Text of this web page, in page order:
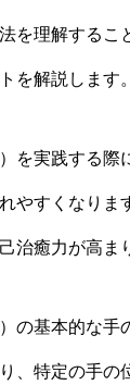
を理解する
を解説します。
を実践する
やすくなりま
治癒力が高ま
の基本的な
、特定の手